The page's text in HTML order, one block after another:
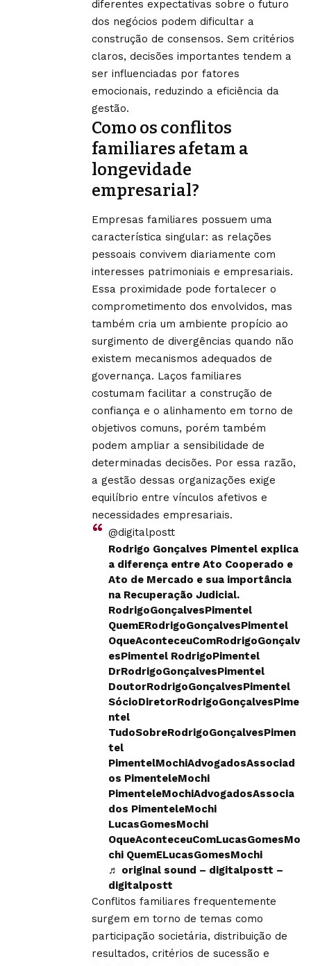
diferentes expectativas sobre o futuro
dos negócios podem dificultar a
construção de consensos. Sem critérios
claros, decisões importantes tendem a
ser influenciadas por fatores
emocionais, reduzindo a eficiência da
gestão.
Como os conflitos
familiares afetam a
longevidade
empresarial?
Empresas familiares possuem uma
característica singular: as relações
pessoais convivem diariamente com
interesses patrimoniais e empresariais.
Essa proximidade pode fortalecer o
comprometimento dos envolvidos, mas
também cria um ambiente propício ao
surgimento de divergências quando não
existem mecanismos adequados de
governança. Laços familiares
costumam facilitar a construção de
confiança e o alinhamento em torno de
objetivos comuns, porém também
podem ampliar a sensibilidade de
determinadas decisões. Por essa razão,
a gestão dessas organizações exige
equilíbrio entre vínculos afetivos e
necessidades empresariais.
@digitalpostt
Rodrigo Gonçalves Pimentel explica
a diferença entre Ato Cooperado e
Ato de Mercado e sua importância
na Recuperação Judicial.
RodrigoGonçalvesPimentel
QuemERodrigoGonçalvesPimentel
OqueAconteceuComRodrigoGonçalv
esPimentel RodrigoPimentel
DrRodrigoGonçalvesPimentel
DoutorRodrigoGonçalvesPimentel
SócioDiretorRodrigoGonçalvesPime
ntel
TudoSobreRodrigoGonçalvesPimen
tel
PimentelMochiAdvogadosAssociad
os PimenteleMochi
PimenteleMochiAdvogadosAssocia
dos PimenteleMochi
LucasGomesMochi
OqueAconteceuComLucasGomesMo
chi QuemELucasGomesMochi
♬ original sound – digitalpostt –
digitalpostt
Conflitos familiares frequentemente
surgem em torno de temas como
participação societária, distribuição de
resultados, critérios de sucessão e